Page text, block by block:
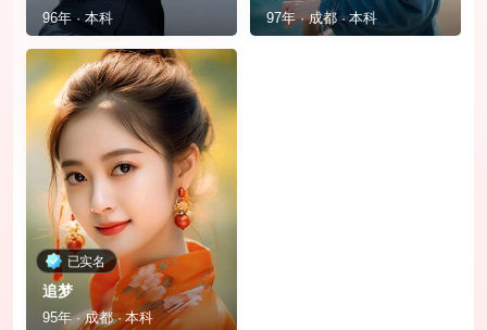
96年 · 本科 97年 · 成都 · 本科
已实名
追梦
95年 · 成都 · 本科